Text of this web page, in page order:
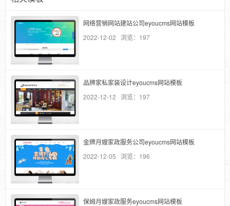
网络营销网站建站公司eyoucms网站模板
2022-12-02 浏览：197
品牌家私家装设计eyoucms网站模板
2022-12-12 浏览：197
金牌月嫂家政服务公司eyoucms网站模板
2022-12-05 浏览：196
保姆月嫂家政服务eyoucms网站模板